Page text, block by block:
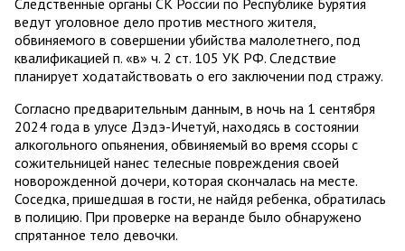
ведут уголовное дело против местного жителя,
обвиняемого в совершении убийства малолетнего, под
квалификацией п. «в» ч. 2 ст. 105 УК РФ. Следствие
планирует ходатайствовать о его заключении под стражу.
Согласно предварительным данным, в ночь на 1 сентября
2024 года в улусе Дэдэ-Ичетуй, находясь в состоянии
алкогольного опьянения, обвиняемый во время ссоры с
сожительницей нанес телесные повреждения своей
новорожденной дочери, которая скончалась на месте.
Соседка, пришедшая в гости, не найдя ребенка, обратилась
в полицию. При проверке на веранде было обнаружено
спрятанное тело девочки.